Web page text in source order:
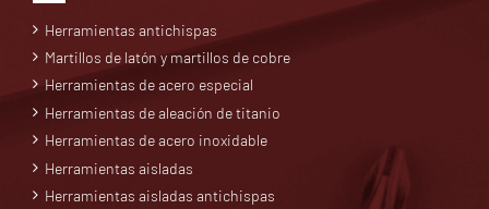
Herramientas antichispas
Martillos de latón y martillos de cobre
Herramientas de acero especial
Herramientas de aleación de titanio
Herramientas de acero inoxidable
Herramientas aisladas
Herramientas aisladas antichispas